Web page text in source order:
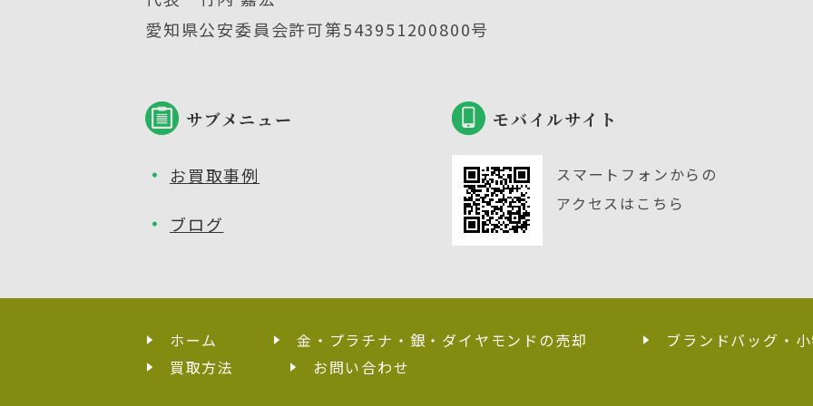
愛知県公安委員会許可第543951200800号
サブメニュー
お買取事例
ブログ
モバイルサイト
スマートフォンからの
アクセスはこちら
ホーム 金・プラチナ・銀・ダイヤモンドの売却
ブランドバッグ・
買取方法
お問い合わせ